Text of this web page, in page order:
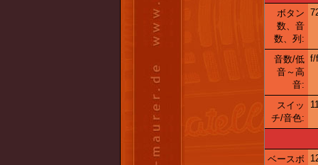
ボタン
数、音
数、列:
音数/低
音～高
音:
f/
スイッ
チ/音色:
ベースボ